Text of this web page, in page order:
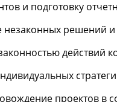
и подготовку
незаконных решений
действий
проектов в